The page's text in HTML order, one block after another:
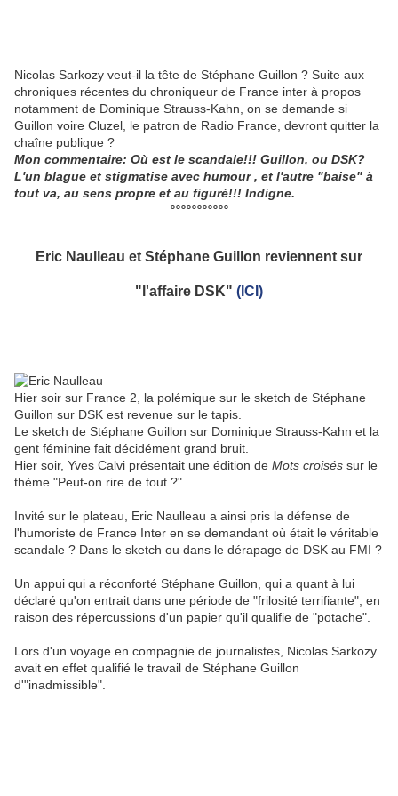
Nicolas Sarkozy veut-il la tête de Stéphane Guillon ? Suite aux
chroniques récentes du chroniqueur de France inter à propos
notamment de Dominique Strauss-Kahn, on se demande si
Guillon voire Cluzel, le patron de Radio France, devront quitter la
chaîne publique ?
Mon commentaire: Où est le scandale!!! Guillon, ou DSK?
L'un blague et stigmatise avec humour , et l'autre "baise" à
tout va, au sens propre et au figuré!!! Indigne.
°°°°°°°°°°°
Eric Naulleau et Stéphane Guillon reviennent sur
"l'affaire DSK" (ICI)
Hier soir sur France 2, la polémique sur le sketch de Stéphane
Guillon sur DSK est revenue sur le tapis.
Le sketch de Stéphane Guillon sur Dominique Strauss-Kahn et la
gent féminine fait décidément grand bruit.
Hier soir, Yves Calvi présentait une édition de Mots croisés sur le
thème "Peut-on rire de tout ?".
Invité sur le plateau, Eric Naulleau a ainsi pris la défense de
l'humoriste de France Inter en se demandant où était le véritable
scandale ? Dans le sketch ou dans le dérapage de DSK au FMI ?
Un appui qui a réconforté Stéphane Guillon, qui a quant à lui
déclaré qu'on entrait dans une période de "frilosité terrifiante", en
raison des répercussions d'un papier qu'il qualifie de "potache".
Lors d'un voyage en compagnie de journalistes, Nicolas Sarkozy
avait en effet qualifié le travail de Stéphane Guillon
d'"inadmissible".